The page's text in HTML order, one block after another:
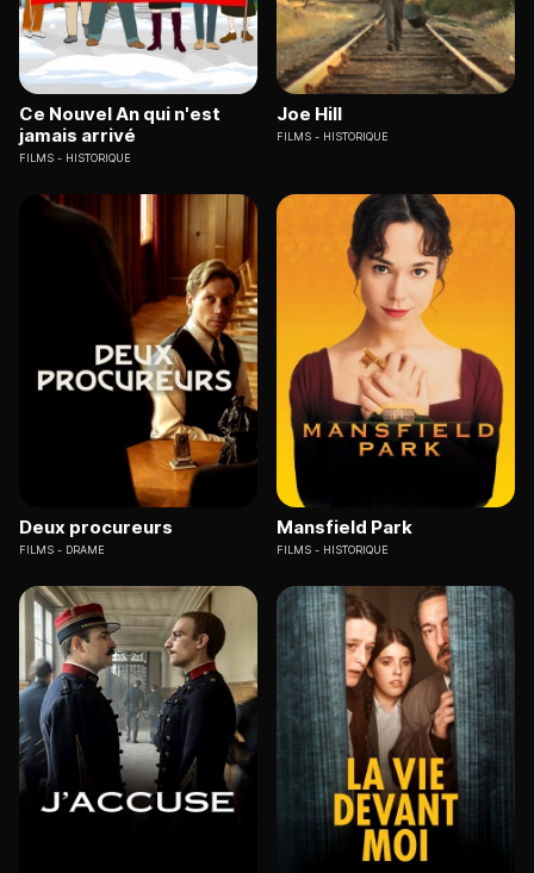
Ce Nouvel An qui n'est
jamais arrivé
FILMS HISTORIQUE
Joe Hill
FILMS HISTORIQUE
Deux procureurs
FILMS DRAME
Mansfield Park
FILMS HISTORIQUE